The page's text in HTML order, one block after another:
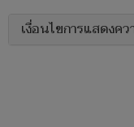
เงื่อนไขการแสดงค